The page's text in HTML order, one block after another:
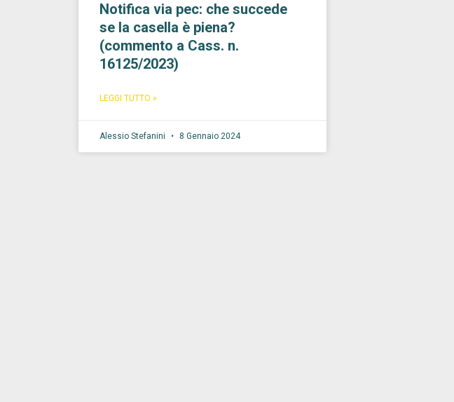
Notifica via pec: che succede
se la casella è piena?
(commento a Cass. n.
16125/2023)
LEGGI TUTTO »
Alessio Stefanini 8 Gennaio 2024